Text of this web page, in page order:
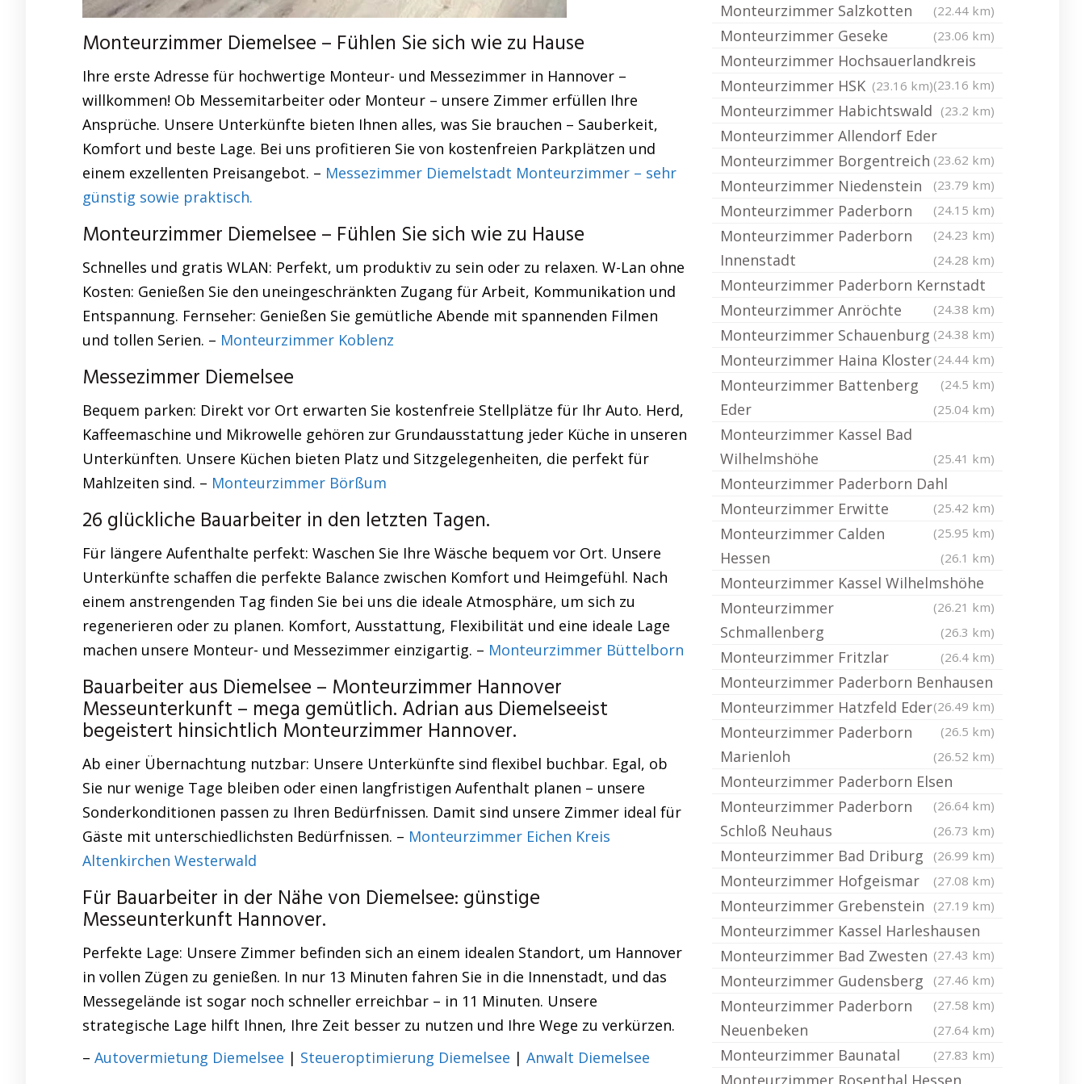
Monteurzimmer Diemelsee – Fühlen Sie sich wie zu Hause
Ihre erste Adresse für hochwertige Monteur- und Messezimmer in Hannover –
willkommen! Ob Messemitarbeiter oder Monteur – unsere Zimmer erfüllen Ihre
Ansprüche. Unsere Unterkünfte bieten Ihnen alles, was Sie brauchen – Sauberkeit,
Komfort und beste Lage. Bei uns profitieren Sie von kostenfreien Parkplätzen und
einem exzellenten Preisangebot. – Messezimmer Diemelstadt Monteurzimmer – sehr
günstig sowie praktisch.
Monteurzimmer Diemelsee – Fühlen Sie sich wie zu Hause
Schnelles und gratis WLAN: Perfekt, um produktiv zu sein oder zu relaxen. W-Lan ohne
Kosten: Genießen Sie den uneingeschränkten Zugang für Arbeit, Kommunikation und
Entspannung. Fernseher: Genießen Sie gemütliche Abende mit spannenden Filmen
und tollen Serien. – Monteurzimmer Koblenz
Messezimmer Diemelsee
Bequem parken: Direkt vor Ort erwarten Sie kostenfreie Stellplätze für Ihr Auto. Herd,
Kaffeemaschine und Mikrowelle gehören zur Grundausstattung jeder Küche in unseren
Unterkünften. Unsere Küchen bieten Platz und Sitzgelegenheiten, die perfekt für
Mahlzeiten sind. – Monteurzimmer Börßum
26 glückliche Bauarbeiter in den letzten Tagen.
Für längere Aufenthalte perfekt: Waschen Sie Ihre Wäsche bequem vor Ort. Unsere
Unterkünfte schaffen die perfekte Balance zwischen Komfort und Heimgefühl. Nach
einem anstrengenden Tag finden Sie bei uns die ideale Atmosphäre, um sich zu
regenerieren oder zu planen. Komfort, Ausstattung, Flexibilität und eine ideale Lage
machen unsere Monteur- und Messezimmer einzigartig. – Monteurzimmer Büttelborn
Bauarbeiter aus Diemelsee – Monteurzimmer Hannover
Messeunterkunft – mega gemütlich. Adrian aus Diemelseeist
begeistert hinsichtlich Monteurzimmer Hannover.
Ab einer Übernachtung nutzbar: Unsere Unterkünfte sind flexibel buchbar. Egal, ob
Sie nur wenige Tage bleiben oder einen langfristigen Aufenthalt planen – unsere
Sonderkonditionen passen zu Ihren Bedürfnissen. Damit sind unsere Zimmer ideal für
Gäste mit unterschiedlichsten Bedürfnissen. – Monteurzimmer Eichen Kreis
Altenkirchen Westerwald
Für Bauarbeiter in der Nähe von Diemelsee: günstige
Messeunterkunft Hannover.
Perfekte Lage: Unsere Zimmer befinden sich an einem idealen Standort, um Hannover
in vollen Zügen zu genießen. In nur 13 Minuten fahren Sie in die Innenstadt, und das
Messegelände ist sogar noch schneller erreichbar – in 11 Minuten. Unsere
strategische Lage hilft Ihnen, Ihre Zeit besser zu nutzen und Ihre Wege zu verkürzen.
– Autovermietung Diemelsee | Steueroptimierung Diemelsee | Anwalt Diemelsee
Monteurzimmer Salzkotten (22.44 km)
Monteurzimmer Geseke (23.06 km)
Monteurzimmer Hochsauerlandkreis
(23.16 km)
Monteurzimmer HSK (23.16 km)
Monteurzimmer Habichtswald (23.2 km)
Monteurzimmer Allendorf Eder
(23.62 km)
Monteurzimmer Borgentreich
(23.79 km)
Monteurzimmer Niedenstein
(24.15 km)
Monteurzimmer Paderborn
(24.23 km)
Monteurzimmer Paderborn
Innenstadt
(24.28 km)
Monteurzimmer Paderborn Kernstadt
(24.38 km)
Monteurzimmer Anröchte
(24.38 km)
Monteurzimmer Schauenburg
(24.44 km)
Monteurzimmer Haina Kloster
(24.5 km)
Monteurzimmer Battenberg
Eder
(25.04 km)
Monteurzimmer Kassel Bad
Wilhelmshöhe
(25.41 km)
Monteurzimmer Paderborn Dahl
(25.42 km)
Monteurzimmer Erwitte
(25.95 km)
Monteurzimmer Calden
Hessen
(26.1 km)
Monteurzimmer Kassel Wilhelmshöhe
(26.21 km)
Monteurzimmer
Schmallenberg
(26.3 km)
Monteurzimmer Fritzlar (26.4 km)
Monteurzimmer Paderborn Benhausen
(26.49 km)
Monteurzimmer Hatzfeld Eder
(26.5 km)
Monteurzimmer Paderborn
Marienloh
(26.52 km)
Monteurzimmer Paderborn Elsen
(26.64 km)
Monteurzimmer Paderborn
Schloß Neuhaus
(26.73 km)
Monteurzimmer Bad Driburg (26.99 km)
Monteurzimmer Hofgeismar (27.08 km)
Monteurzimmer Grebenstein (27.19 km)
Monteurzimmer Kassel Harleshausen
(27.43 km)
Monteurzimmer Bad Zwesten
(27.46 km)
Monteurzimmer Gudensberg
(27.58 km)
Monteurzimmer Paderborn
Neuenbeken
(27.64 km)
Monteurzimmer Baunatal (27.83 km)
Monteurzimmer Rosenthal Hessen